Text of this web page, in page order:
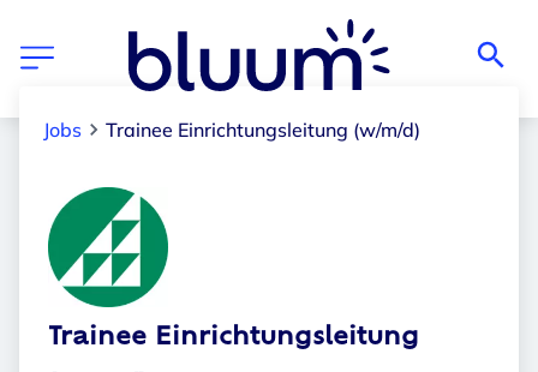
Jobs Trainee Einrichtungsleitung (w/m/d)
Trainee Einrichtungsleitung